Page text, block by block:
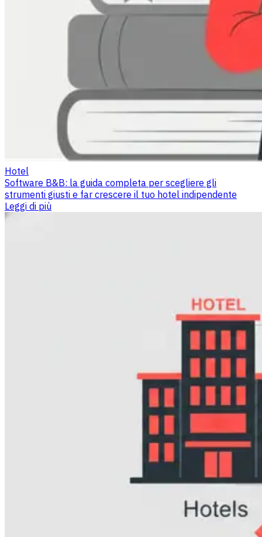
Hotel
Software B&B: la guida completa per scegliere gli
strumenti giusti e far crescere il tuo hotel indipendente
Leggi di più